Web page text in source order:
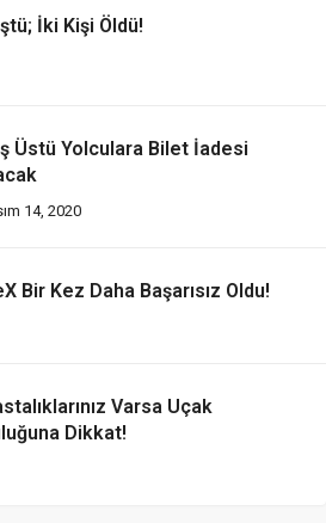
İki Kişi Öldü!
Üstü Yolculara Bilet İadesi
14, 2020
Bir Kez Daha Başarısız Oldu!
Varsa Uçak
Dikkat!